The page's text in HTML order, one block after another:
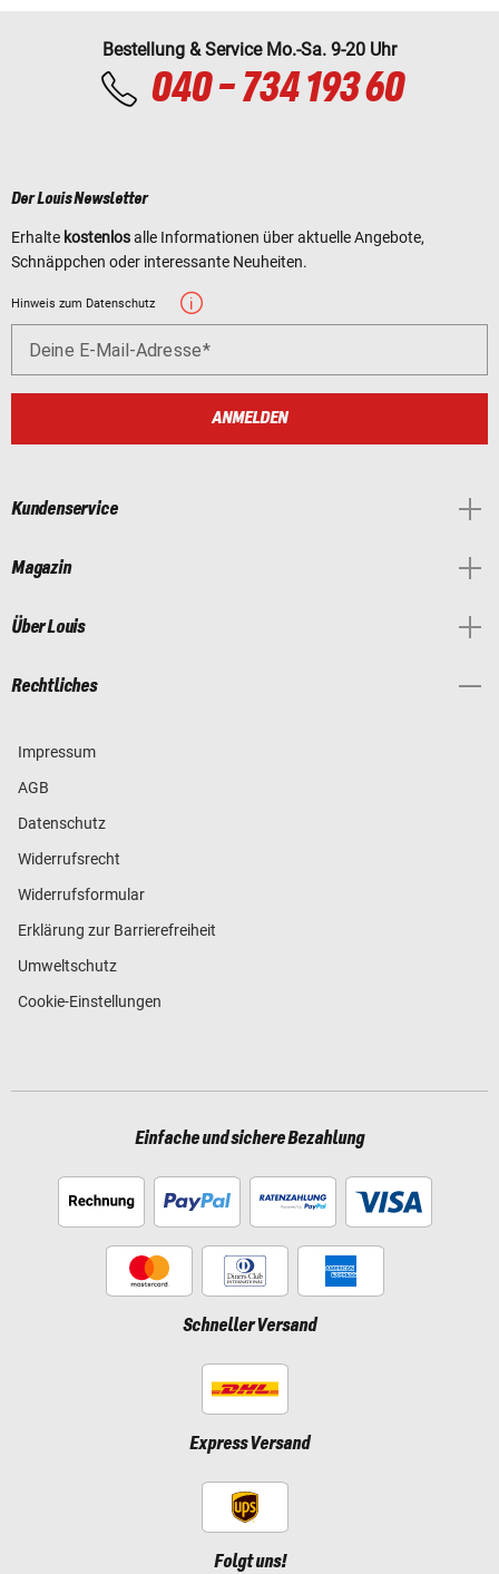
Bestellung & Service Mo.-Sa. 9-20 Uhr
040 - 734 193 60
Der Louis Newsletter
Erhalte kostenlosalle Informationen über aktuelle Angebote,
Schnäppchen oder interessante Neuheiten.
Hinweis zum Datenschutz
Deine E-Mail-Adresse
ANMELDEN
Kundenservice
Magazin
Über Louis
Rechtliches
Impressum
AGB
Datenschutz
Widerrufsrecht
Widerrufsformular
Erklärung zur Barrierefreiheit
Umweltschutz
Cookie-Einstellungen
Einfache und sichere Bezahlung
Schneller Versand
Express Versand
Folgt uns!